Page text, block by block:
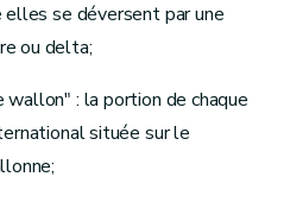
de l'eau
de qualité et zones de protection
se déversent par une
ou delta;
wallon" : la portion de chaque
située sur le